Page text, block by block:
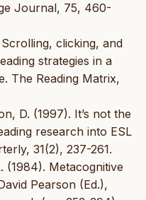
Journal, 75, 460-
clicking, and
strategies in a
The Reading Matrix,
D. (1997). It’s not the
research into ESL
31(2), 237-261.
(1984). Metacognitive
Pearson (Ed.),